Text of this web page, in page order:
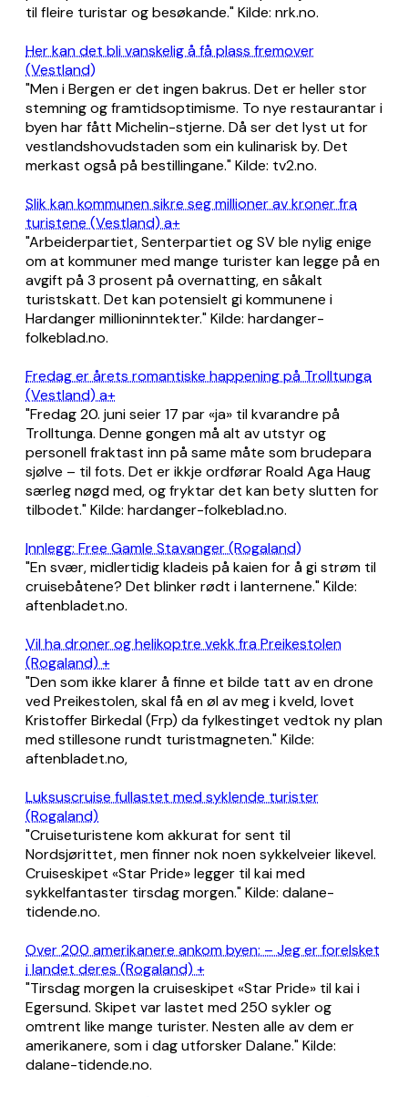
til fleire turistar og besøkande." Kilde: nrk.no.
Her kan det bli vanskelig å få plass fremover
(Vestland)
"Men i Bergen er det ingen bakrus. Det er heller stor
stemning og framtidsoptimisme. To nye restaurantar i
byen har fått Michelin-stjerne. Då ser det lyst ut for
vestlandshovudstaden som ein kulinarisk by. Det
merkast også på bestillingane." Kilde: tv2.no.
Slik kan kommunen sikre seg millioner av kroner fra
turistene (Vestland) a+
"Arbeiderpartiet, Senterpartiet og SV ble nylig enige
om at kommuner med mange turister kan legge på en
avgift på 3 prosent på overnatting, en såkalt
turistskatt. Det kan potensielt gi kommunene i
Hardanger millioninntekter." Kilde: hardanger-
folkeblad.no.
Fredag er årets romantiske happening på Trolltunga
(Vestland) a+
"Fredag 20. juni seier 17 par «ja» til kvarandre på
Trolltunga. Denne gongen må alt av utstyr og
personell fraktast inn på same måte som brudepara
sjølve – til fots. Det er ikkje ordførar Roald Aga Haug
særleg nøgd med, og fryktar det kan bety slutten for
tilbodet." Kilde: hardanger-folkeblad.no.
Innlegg: Free Gamle Stavanger (Rogaland)
"En svær, midlertidig kladeis på kaien for å gi strøm til
cruisebåtene? Det blinker rødt i lanternene." Kilde:
aftenbladet.no.
Vil ha droner og helikoptre vekk fra Preikestolen
(Rogaland) +
"Den som ikke klarer å finne et bilde tatt av en drone
ved Preikestolen, skal få en øl av meg i kveld, lovet
Kristoffer Birkedal (Frp) da fylkestinget vedtok ny plan
med stillesone rundt turistmagneten." Kilde:
aftenbladet.no,
Luksuscruise fullastet med syklende turister
(Rogaland)
"Cruiseturistene kom akkurat for sent til
Nordsjørittet, men finner nok noen sykkelveier likevel.
Cruiseskipet «Star Pride» legger til kai med
sykkelfantaster tirsdag morgen." Kilde: dalane-
tidende.no.
Over 200 amerikanere ankom byen: – Jeg er forelsket
i landet deres (Rogaland) +
"Tirsdag morgen la cruiseskipet «Star Pride» til kai i
Egersund. Skipet var lastet med 250 sykler og
omtrent like mange turister. Nesten alle av dem er
amerikanere, som i dag utforsker Dalane." Kilde:
dalane-tidende.no.